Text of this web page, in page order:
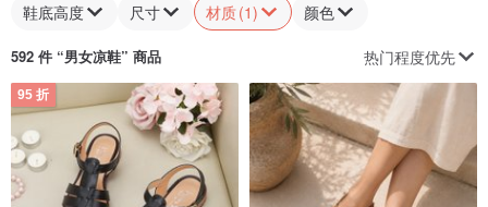
鞋底高度 尺寸 材质(1) 颜色
592 件 “男女凉鞋” 商品 热门程度优先
95 折